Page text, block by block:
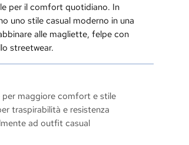
per il comfort quotidiano. In
uno stile casual moderno in una
alle magliette, felpe con
streetwear.
per maggiore comfort e stile
traspirabilità e resistenza
ad outfit casual